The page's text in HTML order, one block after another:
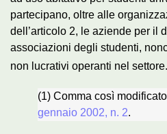
partecipano, oltre alle
dell’articolo 2, le aziende per il
associazioni degli studenti,
non lucrativi operanti nel
(1) Comma così
gennaio 2002, n. 2.